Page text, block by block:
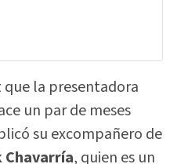
que la presentadora
un par de meses
su excompañero de
Chavarría, quien es un